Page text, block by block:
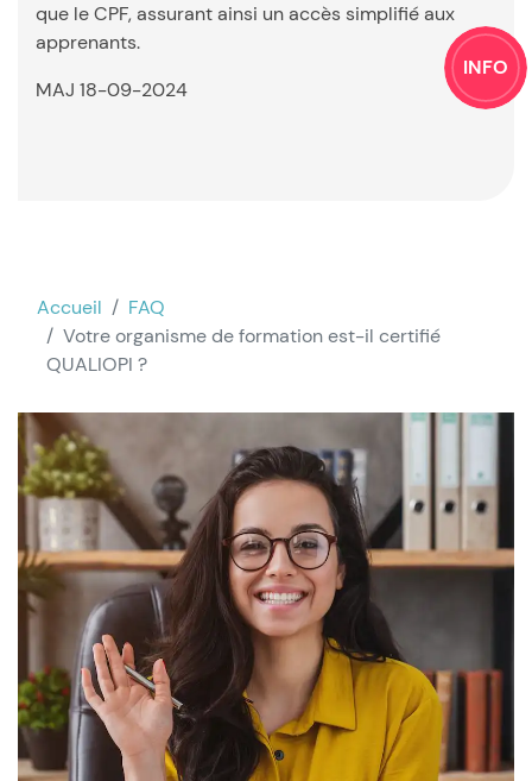
que le CPF, assurant ainsi un accès simplifié aux
apprenants.
MAJ 18-09-2024
Accueil
FAQ
Votre organisme de formation est-il certifié
QUALIOPI ?
INFO